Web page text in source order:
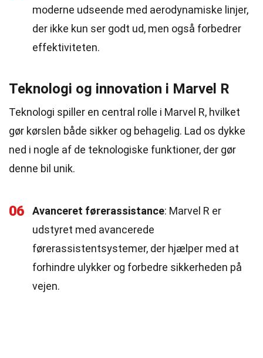
moderne udseende med aerodynamiske linjer,
der ikke kun ser godt ud, men også forbedrer
effektiviteten.
Teknologi og innovation i Marvel R
Teknologi spiller en central rolle i Marvel R, hvilket
gør kørslen både sikker og behagelig. Lad os dykke
ned i nogle af de teknologiske funktioner, der gør
denne bil unik.
06 Avanceret førerassistance: Marvel R er
udstyret med avancerede
førerassistentsystemer, der hjælper med at
forhindre ulykker og forbedre sikkerheden på
vejen.